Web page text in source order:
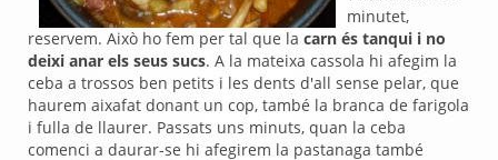
minutet,
reservem. Això ho fem per tal que la carn és tanqui i no
deixi anar els seus sucs. A la mateixa cassola hi afegim la
ceba a trossos ben petits i les dents d'all sense pelar, que
haurem aixafat donant un cop, també la branca de farigola
i fulla de llaurer. Passats uns minuts, quan la ceba
comenci a daurar-se hi afegirem la pastanaga també